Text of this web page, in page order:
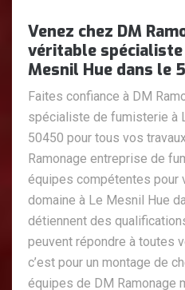
Venez chez DM
véritable
Mesnil Hue dans le
Faites confiance à DM
spécialiste de fumisterie à
50450 pour tous vos
Ramonage entreprise de
équipes compétentes pour
domaine à Le Mesnil Hue
détiennent des
peuvent répondre à toutes
c’est pour un montage de
équipes de DM Ramonage